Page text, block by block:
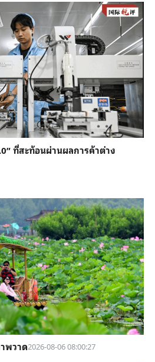
ที่สะท้อนผ่านผลการค้าต่าง
พวาด2026-08-06 08:00:27